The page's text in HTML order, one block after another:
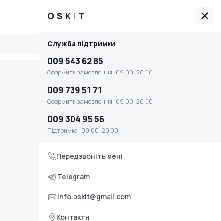
Графік роботи: 09:00–20:00
OSKIT
Головна
Оплата і доставка
Умови повернення та обміну
Контакти
Служба підтримки
Оформити замовлення · 09:00–20:00
009 739 51 71
Підтримка · 09:00–20:00
OSKIT
Служба підтримки
009 543 62 85
Оформити замовлення · 09:00–20:00
009 739 51 71
Оформити замовлення · 09:00–20:00
009 304 95 56
Підтримка · 09:00–20:00
Передзвоніть мені
Telegram
info.oskit@gmail.com
Контакти